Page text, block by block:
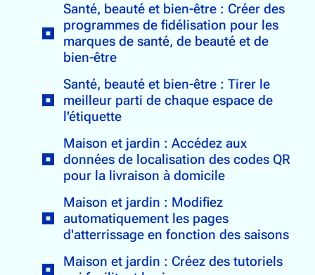
Santé, beauté et bien-être : Créer des
programmes de fidélisation pour les
marques de santé, de beauté et de
bien-être
Santé, beauté et bien-être : Tirer le
meilleur parti de chaque espace de
l'étiquette
Maison et jardin : Accédez aux
données de localisation des codes QR
pour la livraison à domicile
Maison et jardin : Modifiez
automatiquement les pages
d'atterrissage en fonction des saisons
Maison et jardin : Créez des tutoriels